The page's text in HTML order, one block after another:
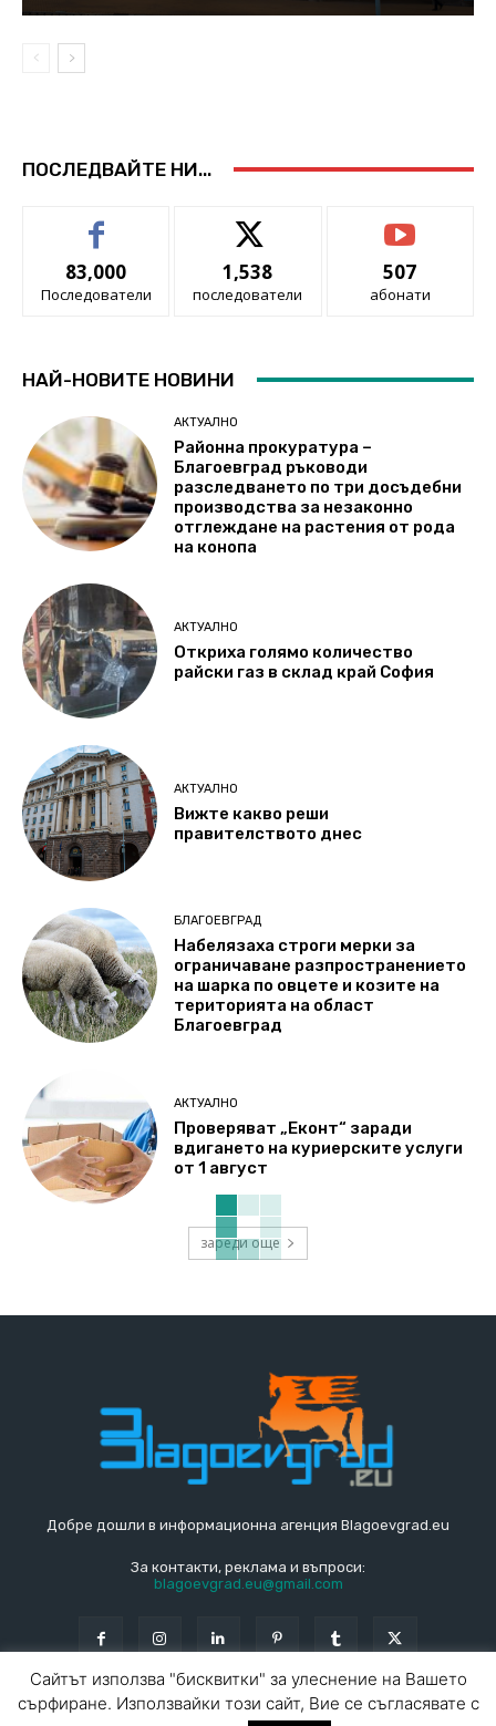
ПОСЛЕДВАЙТЕ НИ...
83,000
Последователи
1,538
последователи
507
абонати
НАЙ-НОВИТЕ НОВИНИ
АКТУАЛНО
Районна прокуратура –
Благоевград ръководи
разследването по три досъдебни
производства за незаконно
отглеждане на растения от рода
на конопа
АКТУАЛНО
Откриха голямо количество
райски газ в склад край София
АКТУАЛНО
Вижте какво реши
правителството днес
БЛАГОЕВГРАД
Набелязаха строги мерки за
ограничаване разпространението
на шарка по овцете и козите на
територията на област
Благоевград
АКТУАЛНО
Проверяват „Еконт“ заради
вдигането на куриерските услуги
от 1 август
зареди още
Добре дошли в информационна агенция Blagoevgrad.eu
За контакти, реклама и въпроси:
blagoevgrad.eu@gmail.com
Сайтът използва "бисквитки" за улеснение на Вашето
сърфиране. Използвайки този сайт, Вие се съгласявате с